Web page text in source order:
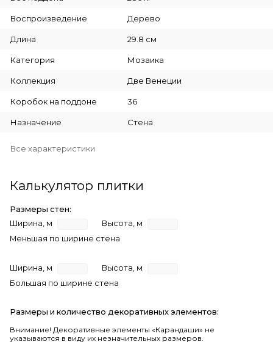
Воспроизведение Дерево
Длина 29.8 см
Категория Мозаика
Коллекция Две Венеции
Коробок на поддоне 36
Назначение Стена
Все характеристики
Калькулятор плитки
Размеры стен:
Ширина, м
Высота, м
Меньшая по ширине стена
Ширина, м
Высота, м
Большая по ширине стена
Размеры и количество декоративных элементов:
Внимание! Декоративные элементы «Карандаши» не
указываются в виду их незначительных размеров.